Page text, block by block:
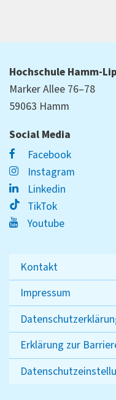
Hochschule Hamm-
Marker Allee 76–78
59063 Hamm
Social Media
Facebook
Instagram
Linkedin
TikTok
Youtube
Kontakt
Impressum
Erklärung zur